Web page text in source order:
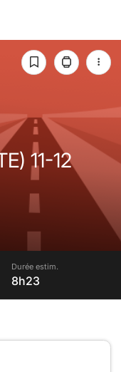
11-12
Durée estim.
8h23